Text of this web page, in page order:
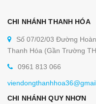
CHI NHÁNH THANH HÓA
Số 07/02/03 Đường
Thanh Hóa (Gần Trường
0961 813 066
CHI NHÁNH QUY NHƠN